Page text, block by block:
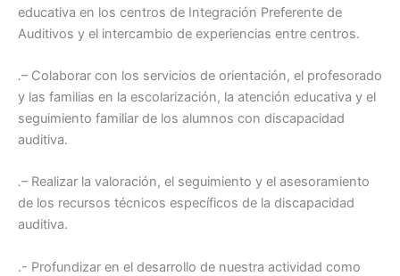
educativa en los centros de Integración Preferente de
Auditivos y el intercambio de experiencias entre centros.
.– Colaborar con los servicios de orientación, el profesorado
y las familias en la escolarización, la atención educativa y el
seguimiento familiar de los alumnos con discapacidad
auditiva.
.– Realizar la valoración, el seguimiento y el asesoramiento
de los recursos técnicos específicos de la discapacidad
auditiva.
.- Profundizar en el desarrollo de nuestra actividad como